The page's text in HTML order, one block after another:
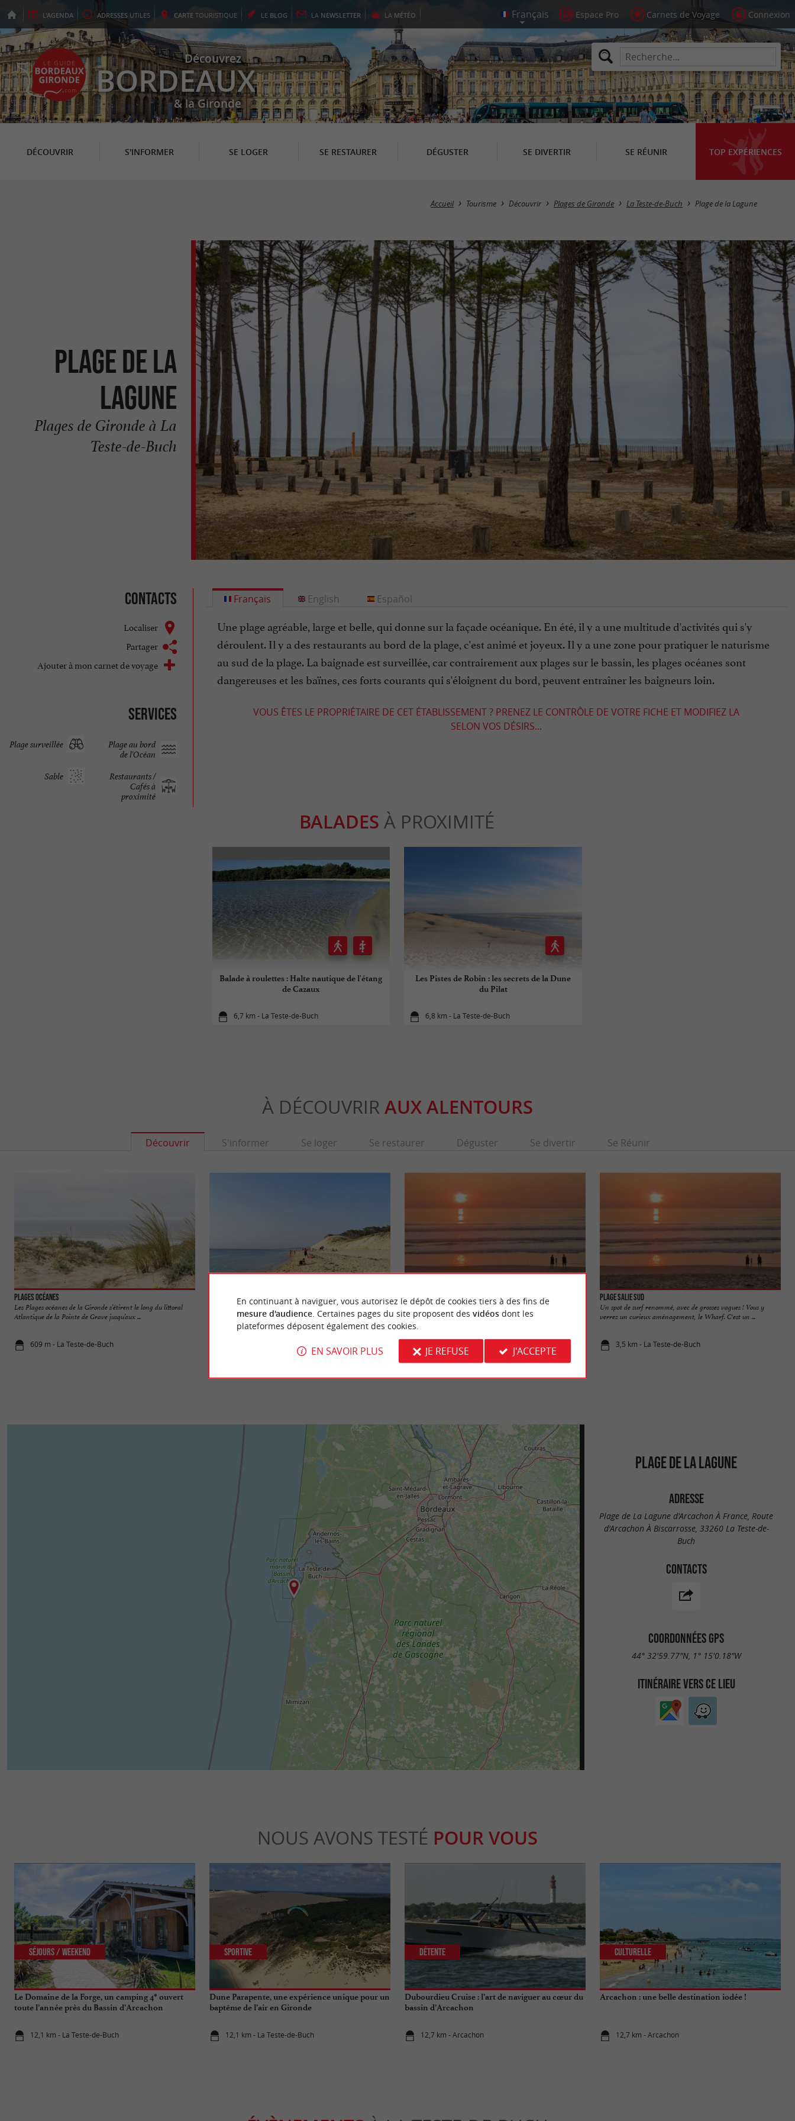
L'AGENDA ADRESSES UTILES CARTE TOURISTIQUE LE BLOG LA NEWSLETTER LA MÉTÉO Espace Pro Carnets de Voyage Connexion
Découvrez
BORDEAUX
& la Gironde
DÉCOUVRIR S'INFORMER SE LOGER SE RESTAURER DÉGUSTER SE DIVERTIR SE RÉUNIR TOP EXPÉRIENCES
Accueil Tourisme Découvrir Plages de Gironde La Teste-de-Buch Plage de la Lagune
Plage de la
Lagune
Plages de Gironde à La
Teste-de-Buch
Contacts
Localiser
Partager
Ajouter à mon carnet de voyage
Services
Plage au bord
de l'Océan
Plage surveillée
Restaurants /
Cafés à
proximité
Sable
Français
Une plage agréable, large et belle, qui donne sur la façade océanique. En été, il y a une multitude d'activités qui s'y
déroulent. Il y a des restaurants au bord de la plage, c'est animé et joyeux. Il y a une zone pour pratiquer le naturisme
au sud de la plage. La baignade est surveillée, car contrairement aux plages sur le bassin, les plages océanes sont
dangereuses et les baïnes, ces forts courants qui s'éloignent du bord, peuvent entraîner les baigneurs loin.
VOUS ÊTES LE PROPRIÉTAIRE DE CET ÉTABLISSEMENT ? PRENEZ LE CONTRÔLE DE VOTRE FICHE ET MODIFIEZ LA
SELON VOS DÉSIRS...
English Español
BALADES À PROXIMITÉ
Balade à roulettes : Halte nautique de l'étang
de Cazaux
6,7 km - La Teste-de-Buch
Les Pistes de Robin : les secrets de la Dune
du Pilat
6,8 km - La Teste-de-Buch
À DÉCOUVRIR AUX ALENTOURS
Découvrir S'informer Se loger Se restaurer Déguster Se divertir Se Réunir
Plages océanes
Les Plages océanes de la Gironde s’étirent le long du littoral
Atlantique de la Pointe de Grave jusqu’aux ...
609 m - La Teste-de-Buch
Plage Petit Nice
La Plage du Petit Nice est la première place océane après la
Dune du Pilat et le Bassin d'Arcachon. Elle est ...
Plage de la Salie Nord
C'est une plage qu'adorent les surfeurs et les amateurs de sports
de glisse. On peut d'ailleurs se renseigner sur ...
Plage Salie Sud
Un spot de surf renommé, avec de grosses vagues ! Vous y
verrez un curieux aménagement, le Wharf. C'est un ...
3,5 km - La Teste-de-Buch
PLAGE DE LA LAGUNE
ADRESSE
Plage de La Lagune d'Arcachon À France, Route
d'Arcachon À Biscarrosse, 33260 La Teste-de-
Buch
CONTACTS
COORDONNÉES GPS
44° 32'59.77"N, 1° 15'0.18"W
ITINÉRAIRE VERS CE LIEU
NOUS AVONS TESTÉ POUR VOUS
Le Domaine de la Forge, un camping 4* ouvert
toute l’année près du Bassin d’Arcachon
12,1 km - La Teste-de-Buch
Séjours / Weekend
Dune Parapente, une expérience unique pour un
baptême de l’air en Gironde
12,1 km - La Teste-de-Buch
Sportive
Dubourdieu Cruise : l’art de naviguer au cœur du
bassin d’Arcachon
12,7 km - Arcachon
Détente
Arcachon : une belle destination iodée !
12,7 km - Arcachon
Culturelle
En continuant à naviguer, vous autorisez le dépôt de cookies tiers à des fins de
mesure d'audience. Certaines pages du site proposent des vidéosdont les
plateformes déposent également des cookies.
EN SAVOIR PLUS JE REFUSE J'ACCEPTE